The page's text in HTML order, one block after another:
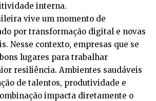
interna.
vive um momento de
por transformação digital e novas
Nesse contexto, empresas que se
lugares para trabalhar
resiliência. Ambientes saudáveis
de talentos, produtividade e
impacta diretamente o